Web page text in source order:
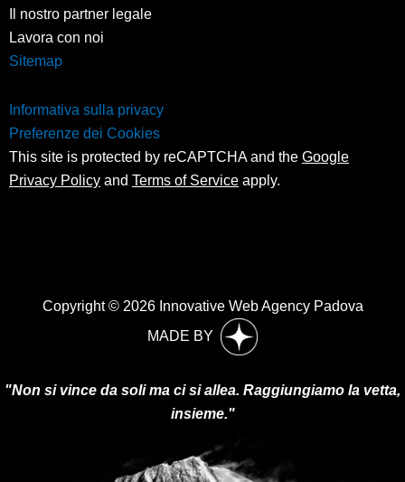
Il nostro partner legale
Lavora con noi
Sitemap
Informativa sulla privacy
Preferenze dei Cookies
This site is protected by reCAPTCHA and the Google
Privacy Policy and Terms of Service apply.
Copyright © 2026 Innovative Web Agency Padova
MADE BY
"Non si vince da soli ma ci si allea. Raggiungiamo la vetta,
insieme."